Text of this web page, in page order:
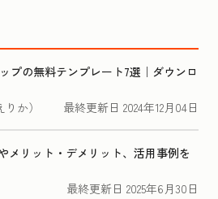
プの無料テンプレート7選｜ダウンロ
か）
最終更新日 2024年12月04日
メリット・デメリット、活用事例を
最終更新日 2025年6月30日